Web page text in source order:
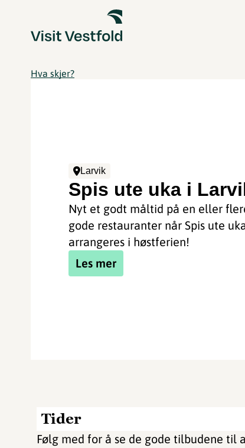
Hva skjer?
Larvik
Spis ute uka i
Nyt et godt måltid på en eller
gode restauranter når Spis ute
arrangeres i høstferien!
Les mer
Tider
Følg med for å se de gode tilbudene til